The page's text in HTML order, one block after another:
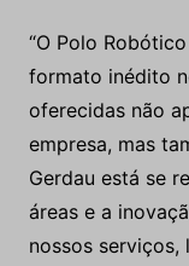
“O Polo
formato inédito
oferecidas não
empresa, mas
Gerdau está se
áreas e a
nossos serviços,